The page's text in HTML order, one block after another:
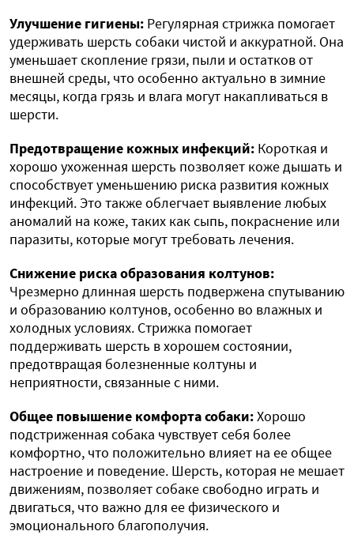
Улучшение гигиены: Регулярная стрижка помогает
удерживать шерсть собаки чистой и аккуратной. Она
уменьшает скопление грязи, пыли и остатков от
внешней среды, что особенно актуально в зимние
месяцы, когда грязь и влага могут накапливаться в
шерсти.
Предотвращение кожных инфекций: Короткая и
хорошо ухоженная шерсть позволяет коже дышать и
способствует уменьшению риска развития кожных
инфекций. Это также облегчает выявление любых
аномалий на коже, таких как сыпь, покраснение или
паразиты, которые могут требовать лечения.
Снижение риска образования колтунов:
Чрезмерно длинная шерсть подвержена спутыванию
и образованию колтунов, особенно во влажных и
холодных условиях. Стрижка помогает
поддерживать шерсть в хорошем состоянии,
предотвращая болезненные колтуны и
неприятности, связанные с ними.
Общее повышение комфорта собаки:Хорошо
подстриженная собака чувствует себя более
комфортно, что положительно влияет на ее общее
настроение и поведение. Шерсть, которая не мешает
движениям, позволяет собаке свободно играть и
двигаться, что важно для ее физического и
эмоционального благополучия.